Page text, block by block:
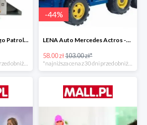
Spin Master Baza Psiego Patrolu -27%
*najniższa cena z 30 dni przed obniżką
-44%
LENA Auto Mercedes Actros -43%
58.00 zł103.00 zł*
*najniższa cena z 30 dni przed obniżką